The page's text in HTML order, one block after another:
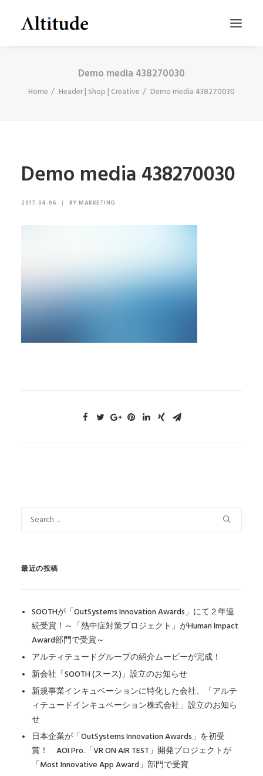
Demo media 438270030
Home Header | Shop | Creative Demo media 438270030
Demo media 438270030
2017-04-06 | BY MARKETING
最近の投稿
SOOTHが「OutSystems Innovation Awards」にて２年連
続受賞！～「熱中症対策プロジェクト」がHuman Impact
Award部門で受賞～
アルティテュードグループの紹介ムービーが完成！
新会社「SOOTH (スース)」設立のお知らせ
新規事業インキュベーションに特化した会社、「アルテ
ィテュードインキュベーション株式会社」設立のお知ら
せ
日本企業が「OutSystems Innovation Awards」を初受
賞！ AOI Pro.「VR ON AIR TEST」開発プロジェクトが
「Most Innovative App Award」部門で受賞